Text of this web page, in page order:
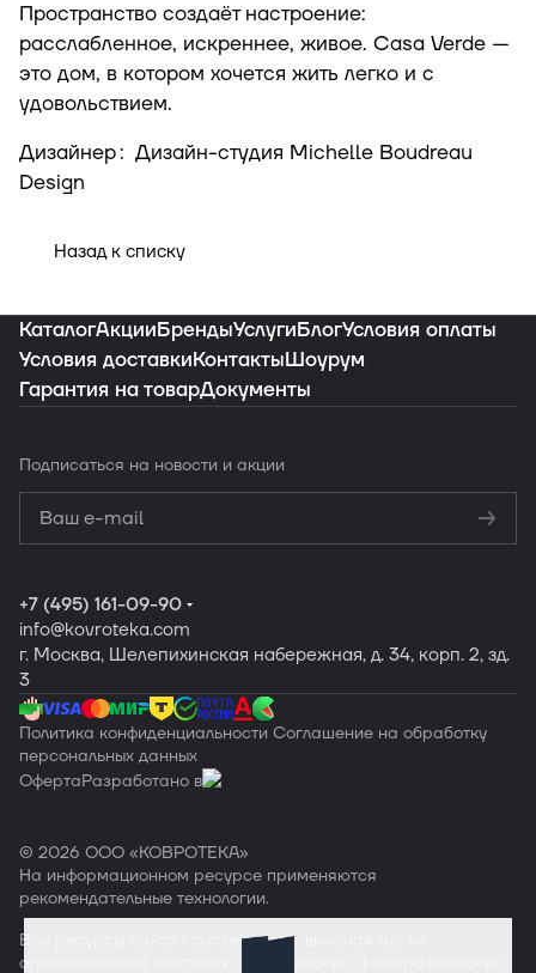
Пространство создаёт настроение:
расслабленное, искреннее, живое. Casa Verde —
это дом, в котором хочется жить легко и с
удовольствием.
Дизайнер: Дизайн-студия Michelle Boudreau
Design
Назад к списку
КаталогАкцииБрендыУслугиБлогУсловия оплаты
Условия доставкиКонтактыШоурум
Гарантия на товарДокументы
Подписаться на новости и акции
конфиденциальности
Обработку
персональных данных
+7 (495) 161-09-90
info@kovroteka.com
г. Москва, Шелепихинская набережная, д. 34, корп. 2, зд.
3
Политика конфиденциальности Соглашение на обработку
персональных данных
ОфертаРазработано в
© 2026 ООО «КОВРОТЕКА»
На информационном ресурсе применяются
рекомендательные технологии.
Все ресурсы сайта
kovroteka.com
ограничиваясь) текстовую, графическую, фотографическую